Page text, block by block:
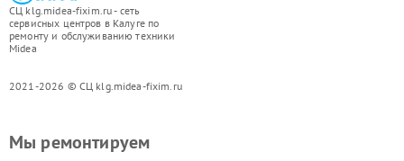
СЦ klg.midea-fixim.ru - сеть
сервисных центров в Калуге по
ремонту и обслуживанию техники
Midea
2021-2026 © СЦ klg.midea-fixim.ru
Мы ремонтируем